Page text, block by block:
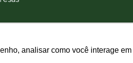
analisar como você interage
analisar como você interage